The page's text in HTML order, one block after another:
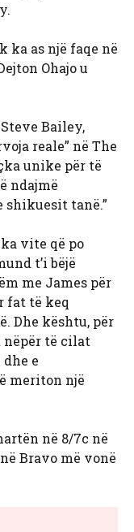
as një faqe në
Ohajo u
Bailey,
reale” në The
unike për të
ndajmë
tanë.”
vite që po
t’i bëjë
me James për
fat të keq
Dhe kështu, për
nëpër të cilat
e
meriton një
në 8/7c në
Bravo më vonë